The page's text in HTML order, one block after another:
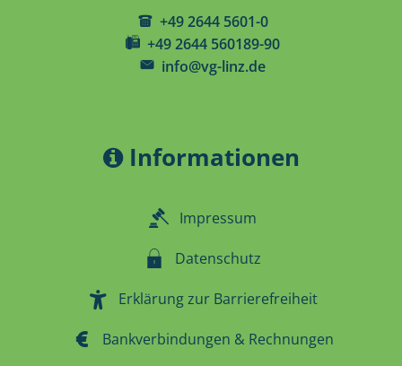
+49 2644 5601-0
+49 2644 560189-90
info@vg-linz.de
Informationen
Impressum
Datenschutz
Erklärung zur Barrierefreiheit
Bankverbindungen & Rechnungen